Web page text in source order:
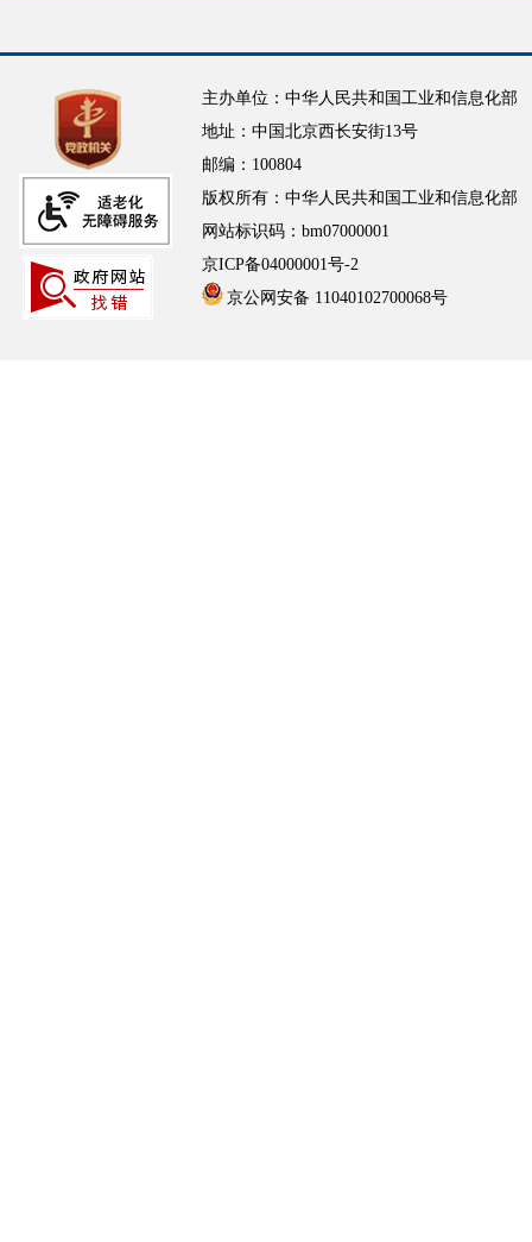
主办单位：中华人民共和国工业和信息化部
地址：中国北京西长安街13号
邮编：100804
版权所有：中华人民共和国工业和信息化部
网站标识码：bm07000001
京ICP备04000001号-2
京公网安备 11040102700068号